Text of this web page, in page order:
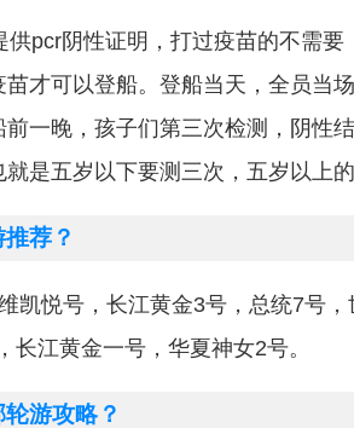
供pcr阴性证明，打过疫苗的不需要
才可以登船。登船当天，全员当
一晚，孩子们第三次检测，阴性
是五岁以下要测三次，五岁以上
荐？
凯悦号，长江黄金3号，总统7号
长江黄金一号，华夏神女2号。
游攻略？